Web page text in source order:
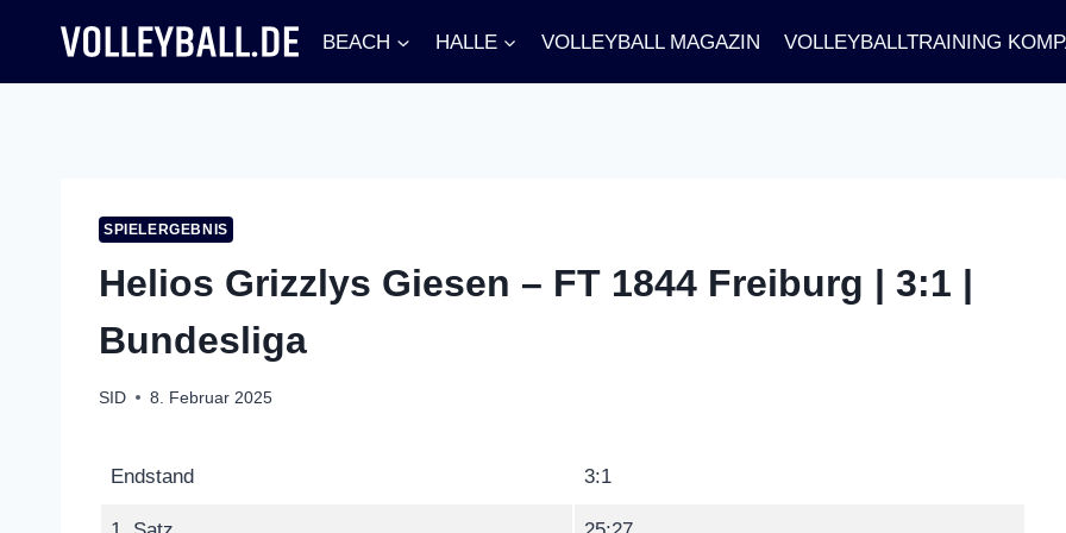
springen
BEACH HALLE VOLLEYBALL MAGAZIN VOLLEYBALLTRAINING
SPIELERGEBNIS
Helios Grizzlys Giesen – FT 1844 Freiburg | 3:1 |
Bundesliga
SID 8. Februar 2025
Endstand 3:1